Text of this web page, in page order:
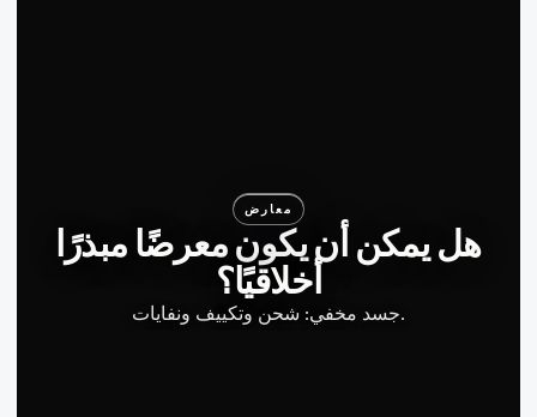
معارض
هل يمكن أن يكون معرضًا مبذرًا
أخلاقيًا؟
جسد مخفي: شحن وتكييف ونفايات.